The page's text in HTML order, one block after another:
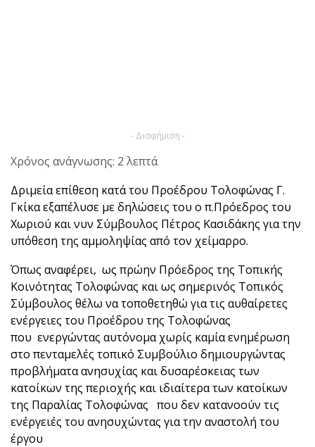
- Διαφήμιση -
Χρόνος ανάγνωσης: 2 λεπτά
Δριμεία επίθεση κατά του Προέδρου Τολοφώνας Γ.
Γκίκα εξαπέλυσε με δηλώσεις του ο π.Πρόεδρος του
Χωριού και νυν Σύμβουλος Πέτρος Κασιδάκης για την
υπόθεση της αμμοληψίας από τον χείμαρρο.
Όπως αναφέρει, ως πρώην Πρόεδρος της Τοπικής
Κοινότητας Τολοφώνας και ως σημερινός Τοπικός
Σύμβουλος θέλω να τοποθετηθώ για τις αυθαίρετες
ενέργειες του Προέδρου της Τολοφώνας
που ενεργώντας αυτόνομα χωρίς καμία ενημέρωση
στο πενταμελές τοπικό Συμβούλιο δημιουργώντας
προβλήματα ανησυχίας και δυσαρέσκειας των
κατοίκων της περιοχής και ιδιαίτερα των κατοίκων
της Παραλίας Τολοφώνας που δεν κατανοούν τις
ενέργειές του ανησυχώντας για την αναστολή του
έργου